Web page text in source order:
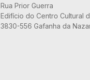
Rua Prior Guerra
Edifício do Centro Cultural
3830-556 Gafanha da